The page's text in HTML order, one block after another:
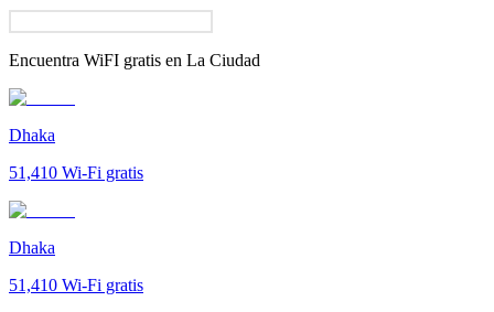
Encuentra WiFI gratis en La Ciudad
Dhaka
51,410 Wi-Fi gratis
Dhaka
51,410 Wi-Fi gratis